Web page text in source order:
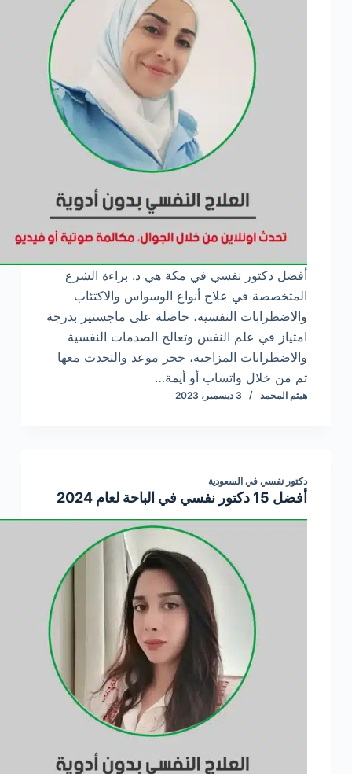
أفضل دكتور نفسي في مكة هي د. براءة الشرع
المتخصصة في علاج أنواع الوسواس والاكتئاب
والاضطرابات النفسية، حاصلة على ماجستير بدرجة
امتياز في علم النفس وتعالج الصدمات النفسية
والاضطرابات المزاجية، حجز موعد والتحدث معها
تم من خلال واتساب أو أيمة…
هيثم المحمد 3 ديسمبر، 2023
دكتور نفسي في السعودية
أفضل 15 دكتور نفسي في الباحة لعام 2024